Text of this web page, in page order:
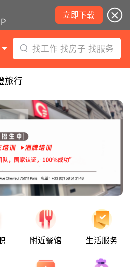
立即下载
找工作 找房子 找服务
旅行
附近餐馆 生活服务
线部分关闭！宠物店违规罚款出